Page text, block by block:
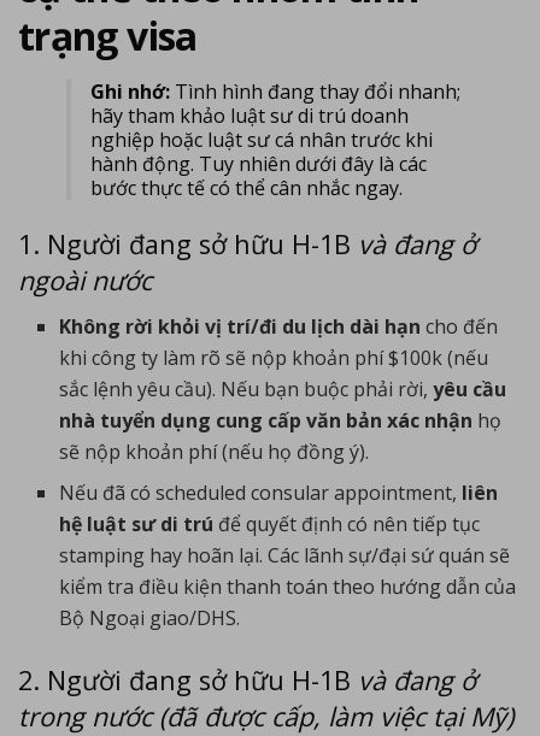
trạng visa
Ghi nhớ: Tình hình đang thay đổi nhanh;
hãy tham khảo luật sư di trú doanh
nghiệp hoặc luật sư cá nhân trước khi
hành động. Tuy nhiên dưới đây là các
bước thực tế có thể cân nhắc ngay.
1. Người đang sở hữu H-1B và đang ở
ngoài nước
Không rời khỏi vị trí/đi du lịch dài hạn cho đến
khi công ty làm rõ sẽ nộp khoản phí $100k (nếu
sắc lệnh yêu cầu). Nếu bạn buộc phải rời,yêu cầu
nhà tuyển dụng cung cấp văn bản xác nhận họ
sẽ nộp khoản phí (nếu họ đồng ý).
Nếu đã có scheduled consular appointment, liên
hệ luật sư di trú để quyết định có nên tiếp tục
stamping hay hoãn lại. Các lãnh sự/đại sứ quán sẽ
kiểm tra điều kiện thanh toán theo hướng dẫn của
Bộ Ngoại giao/DHS.
2. Người đang sở hữu H-1B và đang ở
trong nước (đã được cấp, làm việc tại Mỹ)